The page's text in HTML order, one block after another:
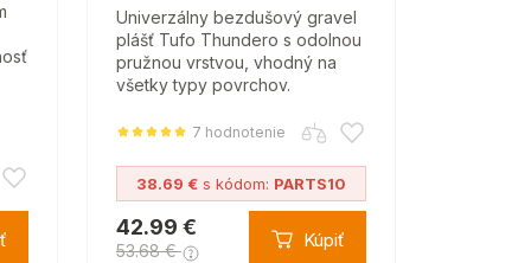
Univerzálny bezdušový gravel
plášť Tufo Thundero s odolnou
pružnou vrstvou, vhodný na
všetky typy povrchov.
7 hodnotenie
38.69 €s kódom: PARTS10
42.99 €
53.68 € Kúpiť